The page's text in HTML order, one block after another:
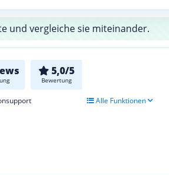
und vergleiche sie miteinander.
5,0/5
Bewertung
Alle Funktionen